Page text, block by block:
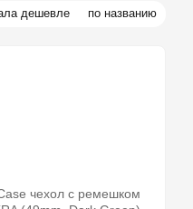
дешевле по названию